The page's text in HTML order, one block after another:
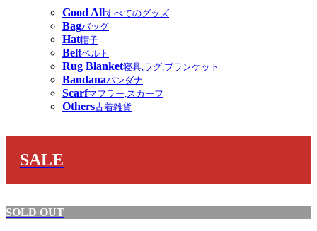
Good Allすべてのグッズ
Bagバッグ
Hat帽子
Beltベルト
Rug Blanket寝具,ラグ,ブランケット
Bandanaバンダナ
Scarfマフラー,スカーフ
Others古着雑貨
SALE
SOLD OUT